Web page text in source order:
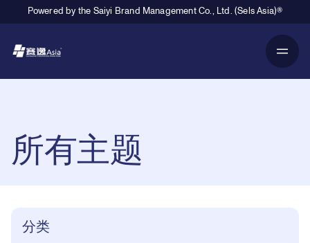
Powered by the Saiyi Brand Management Co., Ltd. (Sels Asia)®
所有主题
分类